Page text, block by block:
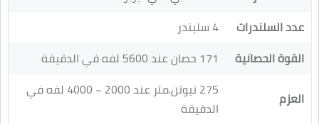
عدد السلندرات
4 سليندر
القوة الحصانية
171 حصان عند 5600 لفه في الدقيقة
العزم
275 نيوتن.متر عند 2000 ~ 4000 لفه في
الدقيقة